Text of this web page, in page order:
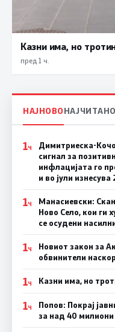
Казни има, но
пред 1 ч.
НАЈНОВОНАЈЧИТАНО
1Ч
Димитриеска-
сигнал за
инфлацијата го
и во јули
1Ч
Манасиевски:
Ново Село, кои ги
се осудени
1Ч
Новиот закон за
обвинители
1Ч Казни има, но
1Ч
Попов: Покрај
за над 40 милиони